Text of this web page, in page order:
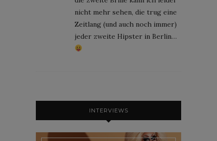
nicht mehr sehen, die trug eine
Zeitlang (und auch noch immer)
jeder zweite Hipster in Berlin…
INTERVIEWS